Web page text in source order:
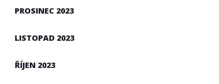
PROSINEC 2023
LISTOPAD 2023
ŘÍJEN 2023